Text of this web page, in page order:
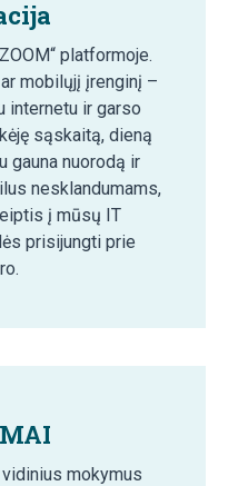
platformoje.
mobilųjį įrenginį –
internetu ir garso
sąskaitą, dieną
gauna nuorodą ir
nesklandumams,
į mūsų IT
prisijungti prie
mokymus